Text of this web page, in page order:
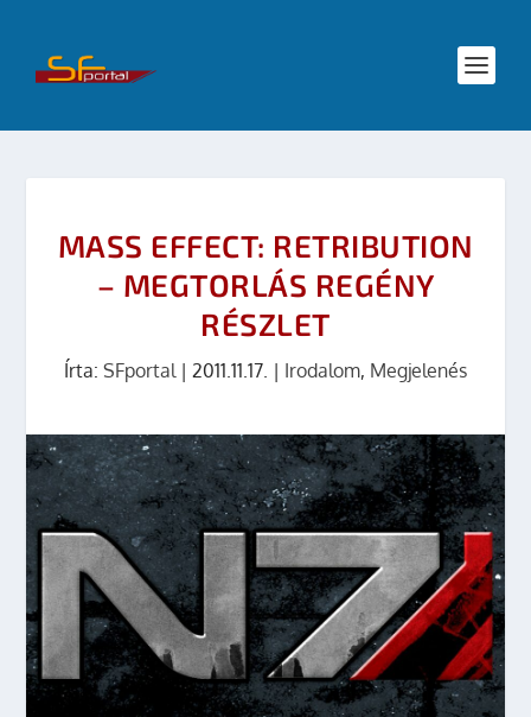
MASS EFFECT: RETRIBUTION
– MEGTORLÁS REGÉNY
RÉSZLET
Írta: SFportal| 2011.11.17. | Irodalom, Megjelenés